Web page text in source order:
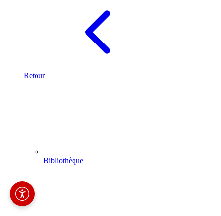
Retour
Bibliothèque